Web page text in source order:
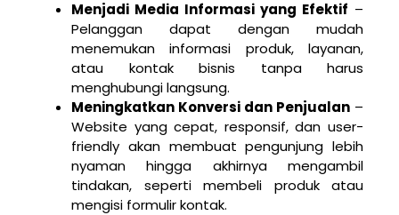
Menjadi Media Informasi yang Efektif –
Pelanggan dapat dengan mudah
menemukan informasi produk, layanan,
atau kontak bisnis tanpa harus
menghubungi langsung.
Meningkatkan Konversi dan Penjualan –
Website yang cepat, responsif, dan user-
friendly akan membuat pengunjung lebih
nyaman hingga akhirnya mengambil
tindakan, seperti membeli produk atau
mengisi formulir kontak.